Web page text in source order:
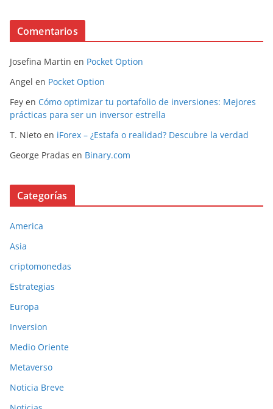
Comentarios
Josefina Martin en Pocket Option
Angel en Pocket Option
Fey en Cómo optimizar tu portafolio de inversiones: Mejores
prácticas para ser un inversor estrella
T. Nieto en iForex – ¿Estafa o realidad? Descubre la verdad
George Pradas en Binary.com
Categorías
America
Asia
criptomonedas
Estrategias
Europa
Inversion
Medio Oriente
Metaverso
Noticia Breve